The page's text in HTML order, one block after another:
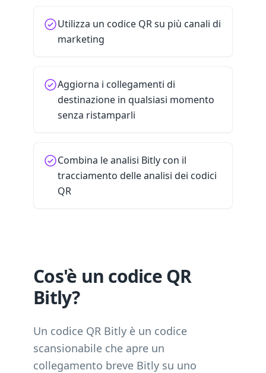
Utilizza un codice QR su più canali di
marketing
Aggiorna i collegamenti di
destinazione in qualsiasi momento
senza ristamparli
Combina le analisi Bitly con il
tracciamento delle analisi dei codici
QR
Cos'è un codice QR
Bitly?
Un codice QR Bitly è un codice
scansionabile che apre un
collegamento breve Bitly su uno